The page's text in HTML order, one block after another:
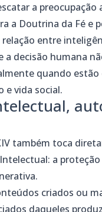
a
a Doutrina da Fé e
entre
decisão humana
quando
e vida social.
também toca
a
criados ou
daqueles